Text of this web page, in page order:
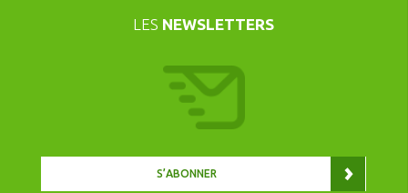
LES NEWSLETTERS
S’ABONNER